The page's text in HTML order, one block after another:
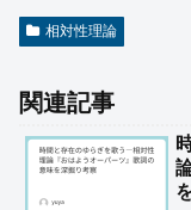
相対性理論
関連記事